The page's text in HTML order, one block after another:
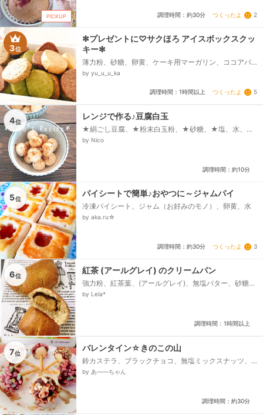
PICKUP
ター、桜の花の塩漬け（1390003975、（又は市販
調理時間：約30分 つくったよ 2
3位
✻プレゼントに♡サクほろ アイスボックスクッ
キー✻
薄力粉、砂糖、卵黄、ケーキ用マーガリン、ココアパ
ウダー、抹茶、紅茶のティーパック
by yu_u_u_ka
調理時間：1時間以上 つくったよ 5
4位
レンジで作る♪豆腐白玉
★絹ごし豆腐、★粉末白玉粉、★砂糖、★塩、水、き
な粉、砂糖
by Nico
調理時間：約10分
5位
パイシートで簡単♪おやつに～ジャムパイ
冷凍パイシート、ジャム（お好みのモノ）、卵黄、水
by aka.ru☆
調理時間：約30分 つくったよ 3
6位
紅茶 (アールグレイ) のクリームパン
強力粉、紅茶葉、(アールグレイ)、無塩バター、砂糖、
塩、卵、紅茶液、インスタントドライイースト、＊＊
by Lela*
調理時間：1時間以上
7位
バレンタイン☆きのこの山
鈴カステラ、ブラックチョコ、無塩ミックスナッツ、
ミックスカラースプレー、プリッツ、サラダ油
by あ——ちゃん
調理時間：約30分